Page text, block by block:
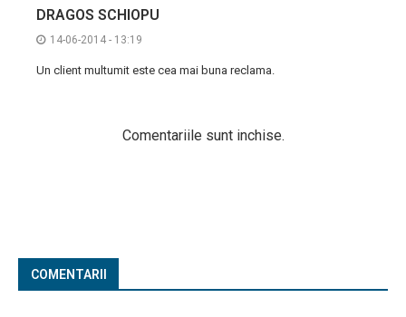
DRAGOS SCHIOPU
14-06-2014 - 13:19
Un client multumit este cea mai buna reclama.
Comentariile sunt inchise.
COMENTARII